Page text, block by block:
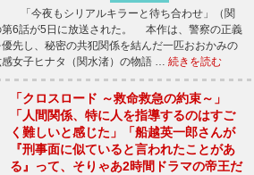
「今夜もシリアルキラーと待ち合わせ」（関
第6話が5日に放送された。 本作は、警察の正義
先し、秘密の共犯関係を結んだ一匹おおかみの
女子ヒナタ（関水渚）の物語 … 続きを読む
「クロスロード ～救命救急の約束～」
「人間関係、特に人を指導するのはすご
く難しいと感じた」「船越英一郎さんが
『刑事面に似ていると言われたことがあ
る』って、そりゃあ2時間ドラマの帝王だ